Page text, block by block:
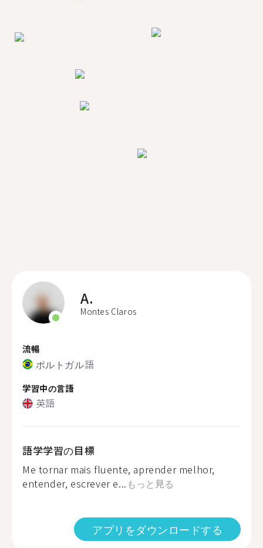
A.
Montes Claros
流暢
ポルトガル語
学習中の言語
英語
語学学習の目標
Me tornar mais fluente, aprender melhor,
entender, escrever e... もっと見る
アプリをダウンロードする